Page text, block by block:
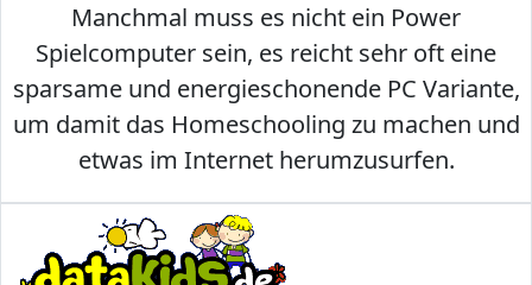
Manchmal muss es nicht ein Power
Spielcomputer sein, es reicht sehr oft eine
sparsame und energieschonende PC Variante,
um damit das Homeschooling zu machen und
etwas im Internet herumzusurfen.